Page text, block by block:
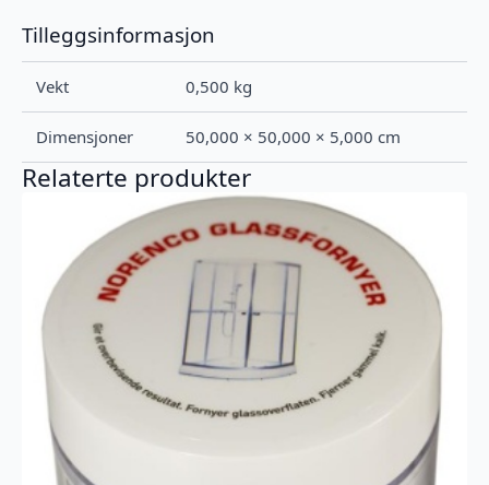
Tilleggsinformasjon
Vekt 0,500 kg
Dimensjoner 50,000 × 50,000 × 5,000 cm
Relaterte produkter